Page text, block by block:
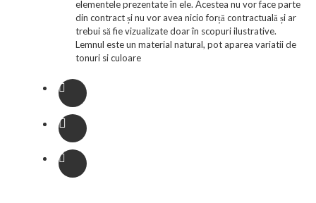
elementele prezentate în ele. Acestea nu vor face parte
din contract și nu vor avea nicio forță contractuală și ar
trebui să fie vizualizate doar în scopuri ilustrative.
Lemnul este un material natural, pot aparea variatii de
tonuri si culoare